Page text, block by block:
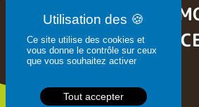
À
Ce site utilise des cookies et
vous donne le contrôle sur ceux
que vous souhaitez activer
Tout accepter